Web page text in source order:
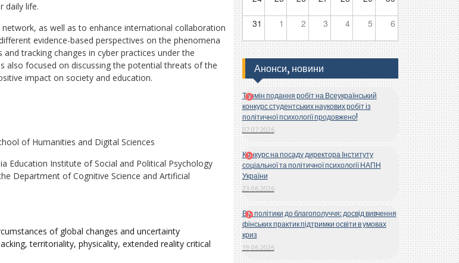
daily life.
as well as to enhance international collaboration
evidence-based perspectives on the phenomena
tracking changes in cyber practices under the
also focused on discussing the potential threats of the
impact on society and education.
of Humanities and Digital Sciences
Institute of Social and Political Psychology
Department of Cognitive Science and Artificial
of global changes and uncertainty
territoriality, physicality, extended reality critical
31 1 2 3 4 5 6
Анонси, новини
Термін подання робіт на Всеукраїнський
конкурс студентських наукових робіт із
політичної психології продовжено!
07.07.2026
Конкурс на посаду директора Інституту
соціальної та політичної психології НАПН
України
23.06.2026
Від політики до благополуччя: досвід вивчення
фінських практик підтримки освіти в умовах
криз
19.06.2026